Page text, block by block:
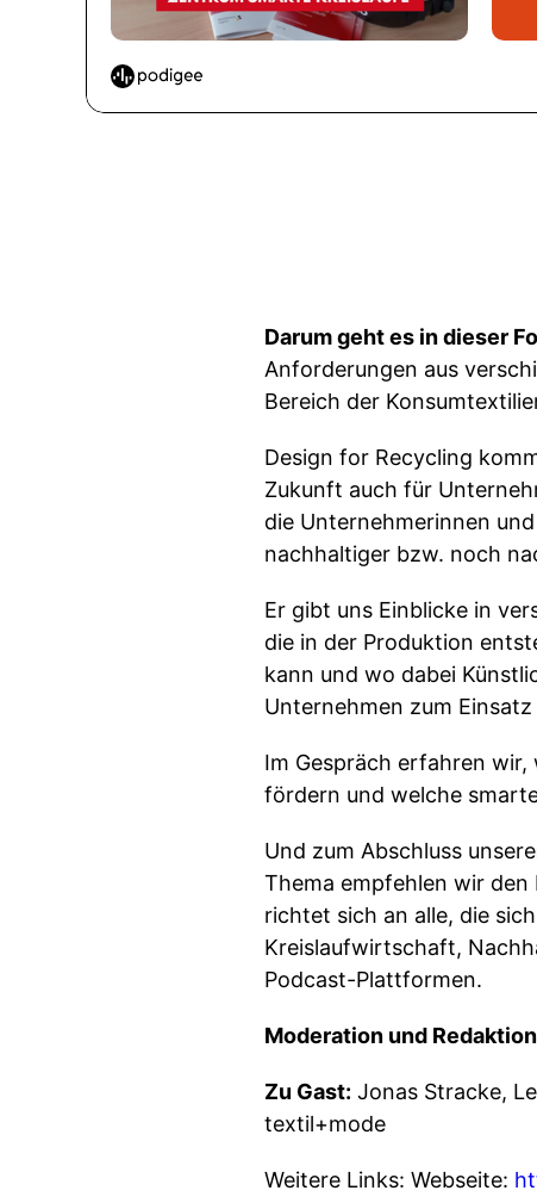
Darum geht es in dieser
Anforderungen aus
Bereich der
Design for Recycling
Zukunft auch für
die Unternehmerinnen
nachhaltiger bzw. noch
Er gibt uns Einblicke in
die in der Produktion
kann und wo dabei
Unternehmen zum
Im Gespräch erfahren
fördern und welche
Und zum Abschluss
Thema empfehlen wir
richtet sich an alle, die
Kreislaufwirtschaft,
Podcast-Plattformen.
Moderation und
Zu Gast: Jonas Stracke,
textil+mode
Weitere Links: Webseite: